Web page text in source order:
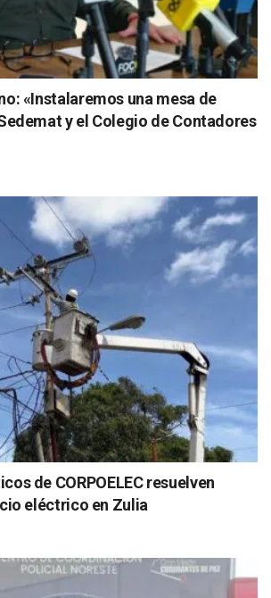
«Instalaremos una mesa de
y el Colegio de Contadores
de CORPOELEC resuelven
eléctrico en Zulia